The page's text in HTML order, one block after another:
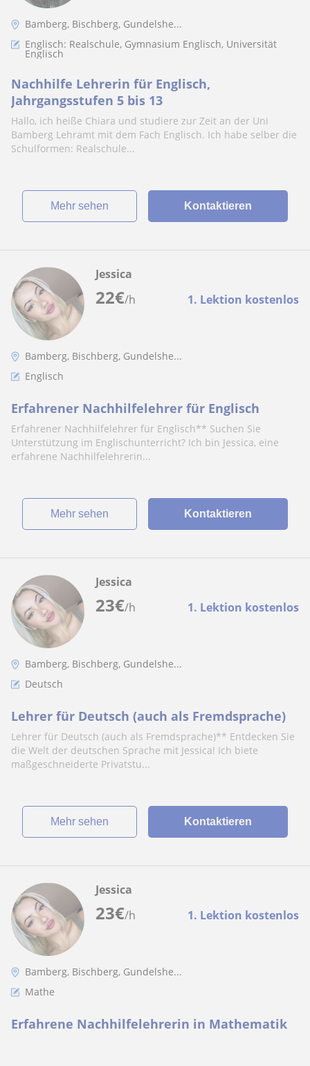
Bamberg, Bischberg, Gundelshe...
Englisch: Realschule, Gymnasium Englisch, Universität
Englisch
Nachhilfe Lehrerin für Englisch,
Jahrgangsstufen 5 bis 13
Hallo, ich heiße Chiara und studiere zur Zeit an der Uni
Bamberg Lehramt mit dem Fach Englisch. Ich habe selber die
Schulformen: Realschule...
Mehr sehen Kontaktieren
22€/h 1. Lektion kostenlos
Jessica
Bamberg, Bischberg, Gundelshe...
Englisch
Erfahrener Nachhilfelehrer für Englisch
Erfahrener Nachhilfelehrer für Englisch** Suchen Sie
Unterstützung im Englischunterricht? Ich bin Jessica, eine
erfahrene Nachhilfelehrerin...
Mehr sehen Kontaktieren
23€/h 1. Lektion kostenlos
Jessica
Bamberg, Bischberg, Gundelshe...
Deutsch
Lehrer für Deutsch (auch als Fremdsprache)
Lehrer für Deutsch (auch als Fremdsprache)** Entdecken Sie
die Welt der deutschen Sprache mit Jessica! Ich biete
maßgeschneiderte Privatstu...
Mehr sehen Kontaktieren
23€/h 1. Lektion kostenlos
Jessica
Bamberg, Bischberg, Gundelshe...
Mathe
Erfahrene Nachhilfelehrerin in Mathematik